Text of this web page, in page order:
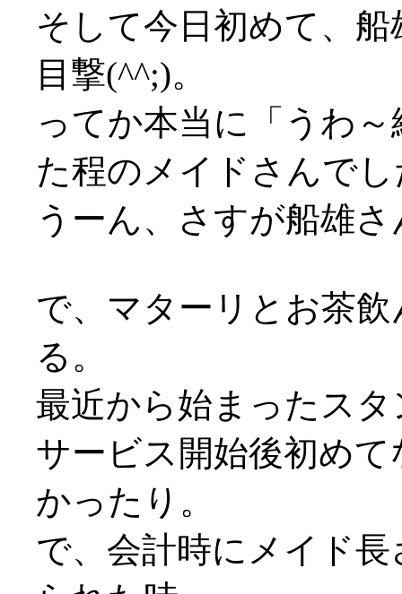
そして今日初めて、
目撃(^^;)。
ってか本当に「うわ
た程のメイドさんでし
うーん、さすが船雄
で、マターリとお茶
る。
最近から始まったス
サービス開始後初め
かったり。
で、会計時にメイド